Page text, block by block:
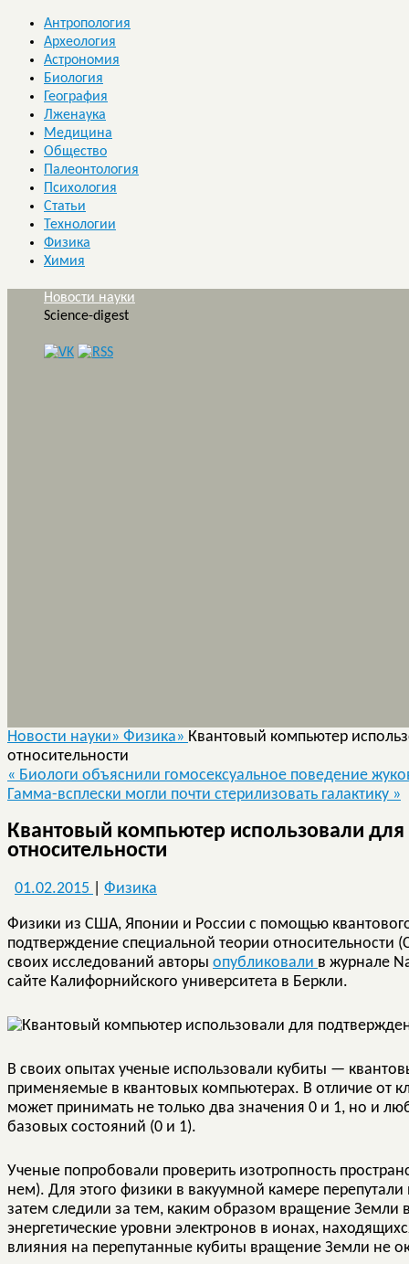
Антропология
Археология
Астрономия
Биология
География
Лженаука
Медицина
Общество
Палеонтология
Психология
Статьи
Технологии
Физика
Химия
Новости науки
Science-digest
Новости науки» Физика» Квантовый компьютер
относительности
« Биологи объяснили гомосексуальное поведение
Гамма-всплески могли почти стерилизовать галактику »
Квантовый компьютер использовали
относительности
01.02.2015 Физика
Физики из США, Японии и России с помощью
подтверждение специальной теории
своих исследований авторы опубликовали в журнале
сайте Калифорнийского университета в Беркли.
В своих опытах ученые использовали кубиты —
применяемые в квантовых компьютерах. В отличие от
может принимать не только два значения 0 и 1, но и
базовых состояний (0 и 1).
Ученые попробовали проверить изотропность
нем). Для этого физики в вакуумной камере
затем следили за тем, каким образом вращение Земли
энергетические уровни электронов в ионах,
влияния на перепутанные кубиты вращение Земли не